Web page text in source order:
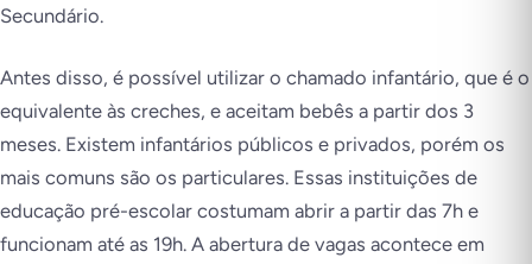
Secundário.
Antes disso, é possível utilizar o chamado infantário, que é o
equivalente às creches, e aceitam bebês a partir dos 3
meses. Existem infantários públicos e privados, porém os
mais comuns são os particulares. Essas instituições de
educação pré-escolar costumam abrir a partir das 7h e
funcionam até as 19h. A abertura de vagas acontece em